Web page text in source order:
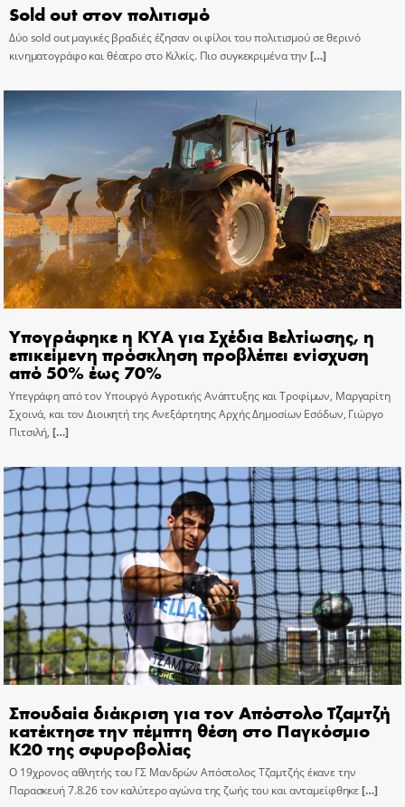
Sold out στον πολιτισμό
Δύο sold out μαγικές βραδιές έζησαν οι φίλοι του πολιτισμού σε θερινό
κινηματογράφο και θέατρο στο Κιλκίς. Πιο συγκεκριμένα την […]
Υπογράφηκε η ΚΥΑ για Σχέδια Βελτίωσης, η
επικείμενη πρόσκληση προβλέπει ενίσχυση
από 50% έως 70%
Υπεγράφη από τον Υπουργό Αγροτικής Ανάπτυξης και Τροφίμων, Μαργαρίτη
Σχοινά, και τον Διοικητή της Ανεξάρτητης Αρχής Δημοσίων Εσόδων, Γιώργο
Πιτσιλή, […]
Σπουδαία διάκριση για τον Απόστολο Τζαμτζή
κατέκτησε την πέμπτη θέση στο Παγκόσμιο
Κ20 της σφυροβολίας
Ο 19χρονος αθλητής του ΓΣ Μανδρών Απόστολος Τζαμτζής έκανε την
Παρασκευή 7.8.26 τον καλύτερο αγώνα της ζωής του και ανταμείφθηκε[…]